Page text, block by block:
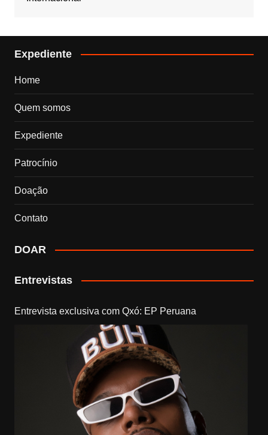
Expediente
Home
Quem somos
Expediente
Patrocínio
Doação
Contato
DOAR
Entrevistas
Entrevista exclusiva com Qxó: EP Peruana